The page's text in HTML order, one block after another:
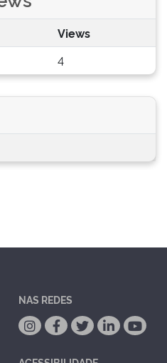
Views
4
NAS REDES